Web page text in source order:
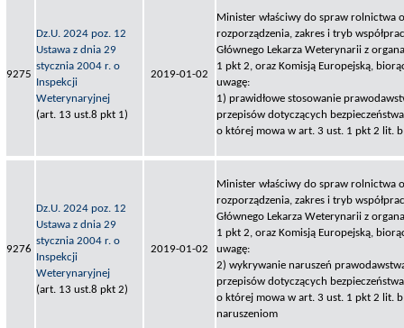
9275
Dz.U. 2024 poz. 12
Ustawa z dnia 29
stycznia 2004 r. o
Inspekcji
Weterynaryjnej
(art. 13 ust.8 pkt 1)
2019-01-02
Minister właściwy do spraw rolnictwa
rozporządzenia, zakres i tryb
Głównego Lekarza Weterynarii z
1 pkt 2, oraz Komisją Europejską,
uwagę:
1) prawidłowe stosowanie
przepisów dotyczących
o której mowa w art. 3 ust. 1 pkt 2 lit. b
9276
Dz.U. 2024 poz. 12
Ustawa z dnia 29
stycznia 2004 r. o
Inspekcji
Weterynaryjnej
(art. 13 ust.8 pkt 2)
2019-01-02
Minister właściwy do spraw rolnictwa
rozporządzenia, zakres i tryb
Głównego Lekarza Weterynarii z
1 pkt 2, oraz Komisją Europejską,
uwagę:
2) wykrywanie naruszeń
przepisów dotyczących
o której mowa w art. 3 ust. 1 pkt 2 lit.
naruszeniom